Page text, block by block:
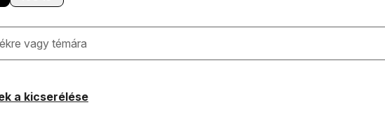
a keresési javaslatok a mező alatt
a kicserélése